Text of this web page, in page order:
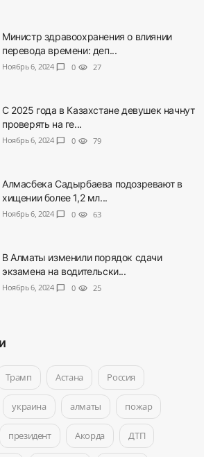
Министр здравоохранения о влиянии
перевода времени: деп...
Ноябрь 6, 2024 chat_bubble 0 visibility 27
С 2025 года в Казахстане девушек начнут
проверять на ге...
Ноябрь 6, 2024 chat_bubble 0 visibility 79
Алмасбека Садырбаева подозревают в
хищении более 1,2 мл...
Ноябрь 6, 2024 chat_bubble 0 visibility 63
В Алматы изменили порядок сдачи
экзамена на водительски...
Ноябрь 6, 2024 chat_bubble 0 visibility 25
Трамп Астана Россия
украина алматы пожар
президент Акорда ДТП